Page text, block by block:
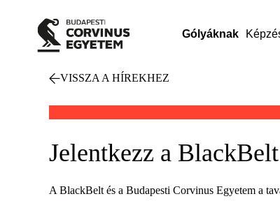
Gólyáknak
VISSZA A HÍREKHEZ
Jelentkezz a
A BlackBelt és a Budapesti Corvinus Egyetem a